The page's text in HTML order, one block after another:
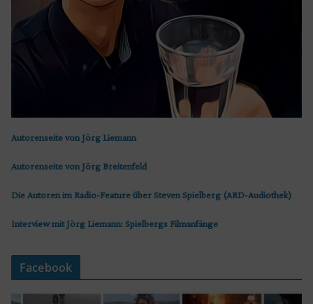
Autorenseite von Jörg Liemann
Autorenseite von Jörg Breitenfeld
Die Autoren im Radio-Feature über Steven Spielberg (ARD-Audiothek)
Interview mit Jörg Liemann: Spielbergs Filmanfänge
Facebook